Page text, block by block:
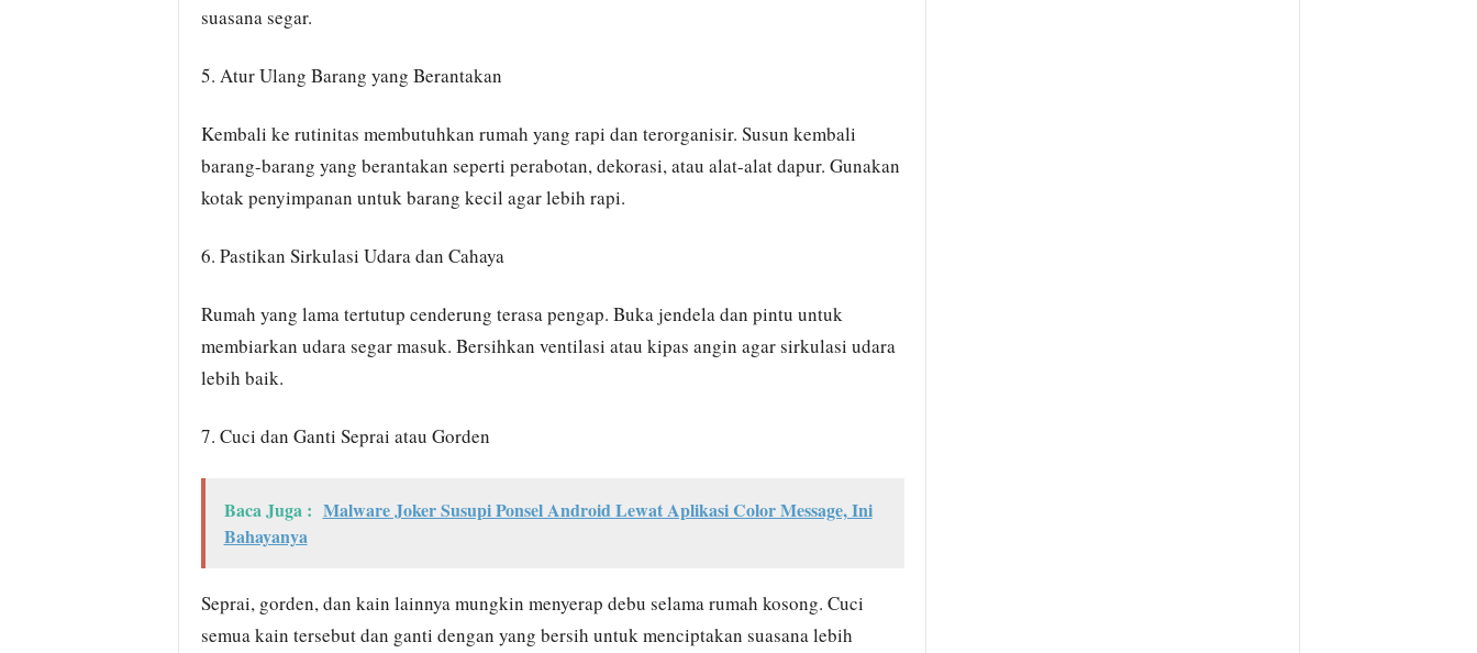
suasana segar.
5. Atur Ulang Barang yang Berantakan
Kembali ke rutinitas membutuhkan rumah yang rapi dan terorganisir. Susun kembali
barang-barang yang berantakan seperti perabotan, dekorasi, atau alat-alat dapur. Gunakan
kotak penyimpanan untuk barang kecil agar lebih rapi.
6. Pastikan Sirkulasi Udara dan Cahaya
Rumah yang lama tertutup cenderung terasa pengap. Buka jendela dan pintu untuk
membiarkan udara segar masuk. Bersihkan ventilasi atau kipas angin agar sirkulasi udara
lebih baik.
7. Cuci dan Ganti Seprai atau Gorden
Baca Juga : Malware Joker Susupi Ponsel Android Lewat Aplikasi Color Message, Ini
Bahayanya
Seprai, gorden, dan kain lainnya mungkin menyerap debu selama rumah kosong. Cuci
semua kain tersebut dan ganti dengan yang bersih untuk menciptakan suasana lebih